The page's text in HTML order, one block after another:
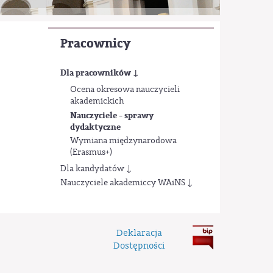
Pracownicy
Dla pracowników ↓
Ocena okresowa nauczycieli
akademickich
Nauczyciele - sprawy
dydaktyczne
Wymiana międzynarodowa
(Erasmus+)
Dla kandydatów ↓
Nauczyciele akademiccy WAiNS ↓
Deklaracja
Dostępności